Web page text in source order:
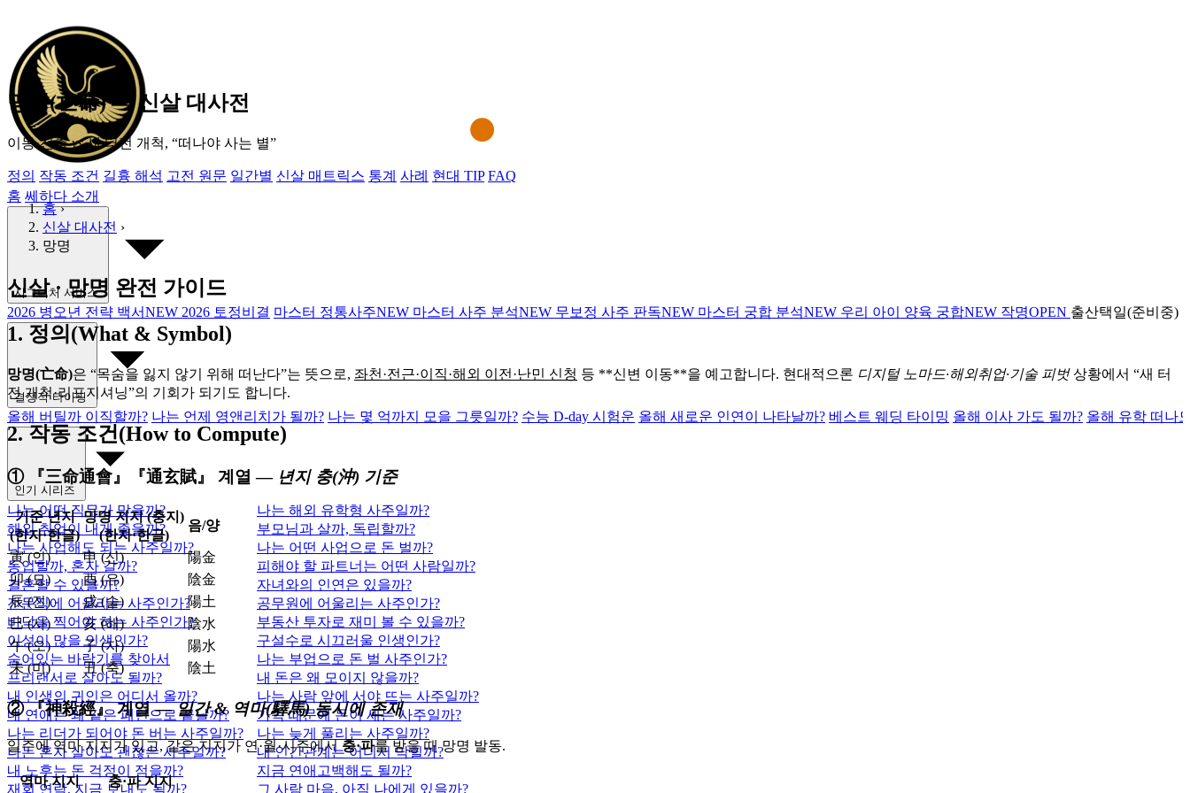
홈 쎄하다 소개
시그니처 서비스
2026 병오년 전략 백서NEW 2026 토정비결 마스터 정통사주NEW 마스터 사주 분석NEW 무보정 사주 판독NEW 마스터 궁합 분석NEW 우리 아이 양육 궁합NEW 작명OPEN 출산택일(준비중)
결정적 타이밍
올해 버틸까 이직할까? 나는 언제 영앤리치가 될까? 나는 몇 억까지 모을 그릇일까? 수능 D-day 시험운 올해 새로운 인연이 나타날까? 베스트 웨딩 타이밍 올해 이사 가도 될까? 올해 유학 떠나
인기 시리즈
나는 어떤 직무가 맞을까?
나는 해외 유학형 사주일까?
해외 취업이 내게 좋을까?
부모님과 살까, 독립할까?
나는 사업해도 되는 사주일까?
나는 어떤 사업으로 돈 벌까?
동업할까, 혼자 갈까?
피해야 할 파트너는 어떤 사람일까?
결혼할 수 있을까?
자녀와의 인연은 있을까?
전문직에 어울리는 사주인가?
공무원에 어울리는 사주인가?
바닥을 찍어야 하는 사주인가?
부동산 투자로 재미 볼 수 있을까?
이성이 많을 인생인가?
구설수로 시끄러울 인생인가?
숨어있는 바람기를 찾아서
나는 부업으로 돈 벌 사주인가?
프리랜서로 살아도 될까?
내 돈은 왜 모이지 않을까?
내 인생의 귀인은 어디서 올까?
나는 사람 앞에 서야 뜨는 사주일까?
내 연애는 왜 같은 패턴으로 끝날까?
가족 때문에 돈이 새는 사주일까?
나는 리더가 되어야 돈 버는 사주일까?
나는 늦게 풀리는 사주일까?
나는 혼자 살아도 괜찮은 사주일까?
내 인간관계는 어디서 막힐까?
내 노후는 돈 걱정이 적을까?
지금 연애고백해도 될까?
재회 연락, 지금 보내도 될까?
그 사람 마음, 아직 나에게 있을까?
망명(亡命) ― 신살 대사전
이동·전출vs새 터전 개척, “떠나야 사는 별”
정의 작동 조건 길흉 해석 고전 원문 일간별 신살 매트릭스 통계 사례 현대 TIP FAQ
홈›
신살 대사전 ›
망명
신살 · 망명 완전 가이드
1. 정의(What & Symbol)
망명(亡命)은 “목숨을 잃지 않기 위해 떠난다”는 뜻으로, 좌천·전근·이직·해외 이전·난민 신청 등 **신변 이동**을 예고합니다. 현대적으론 디지털 노마드·해외취업·기술 피벗상황에서 “새 터
전 개척·리포지셔닝”의 기회가 되기도 합니다.
2. 작동 조건(How to Compute)
① 『三命通會』『通玄賦』 계열 ― 년지 충(沖) 기준
기준 년지
(한자·한글)
망명 지지 (충지)
(한자·한글)
음/양
寅 (인) 申 (신)
陽金
卯 (묘)
酉 (유)
陰金
辰 (진)
戌 (술)
陽土
巳 (사)
亥 (해)
陰水
午 (오)
子 (자)
陽水
未 (미)
丑 (축) 陰土
② 『神殺經』 계열 ―일간 & 역마(驛馬) 동시에 존재
일주에 역마 지지가 있고, 같은 지지가 연·월·시주에서 충·파를 받을 때 망명 발동.
역마 지지
충·파 지지